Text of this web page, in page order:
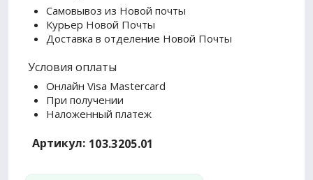
Самовывоз из Новой почты
Курьер Новой Почты
Доставка в отделение Новой Почты
Условия оплаты
Онлайн Visa Mastercard
При получении
Наложенный платеж
Артикул: 103.3205.01